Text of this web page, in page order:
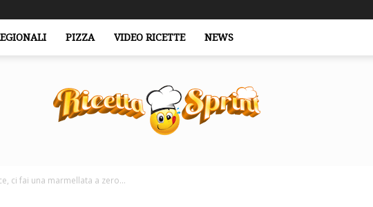
PIZZA VIDEO RICETTE NEWS
ci fai una marmellata a zero...